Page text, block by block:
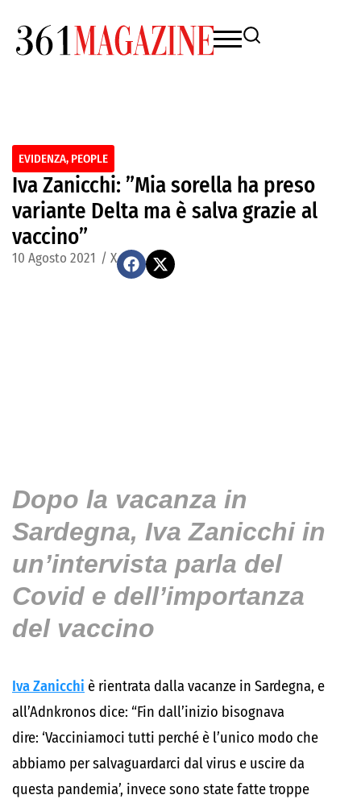
EVIDENZA, PEOPLE
Iva Zanicchi: ”Mia sorella ha preso
variante Delta ma è salva grazie al
vaccino”
10 Agosto 2021 / X
Dopo la vacanza in
Sardegna, Iva Zanicchi in
un’intervista parla del
Covid e dell’importanza
del vaccino
Iva Zanicchi è rientrata dalla vacanze in Sardegna, e
all’Adnkronos dice: “Fin dall’inizio bisognava
dire: ‘Vacciniamoci tutti perché è l’unico modo che
abbiamo per salvaguardarci dal virus e uscire da
questa pandemia’, invece sono state fatte troppe